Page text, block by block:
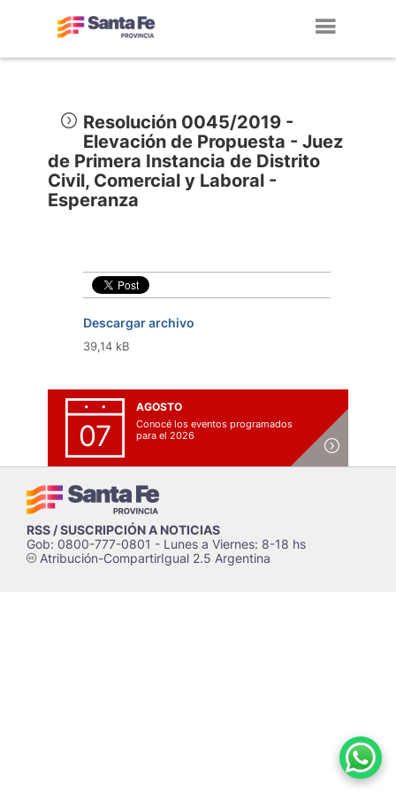
Resolución 0045/2019 -
Elevación de Propuesta - Juez
de Primera Instancia de Distrito
Civil, Comercial y Laboral -
Esperanza
Descargar archivo
39,14 kB
07
AGOSTO
Conocé los eventos programados
para el 2026
RSS / SUSCRIPCIÓN A NOTICIAS
Gob: 0800-777-0801 - Lunes a Viernes: 8-18 hs
cAtribución-CompartirIgual 2.5 Argentina